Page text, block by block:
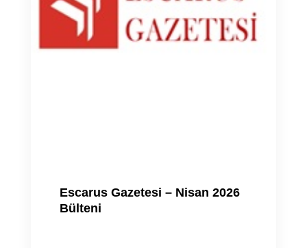
Escarus Gazetesi – Nisan 2026
Bülteni